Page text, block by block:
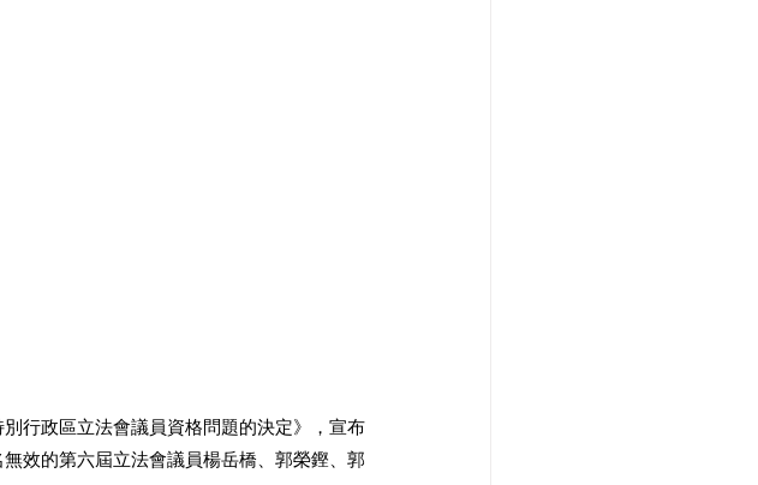
行政區立法會議員資格問題的決定》，宣布
效的第六屆立法會議員楊岳橋、郭榮鏗、郭